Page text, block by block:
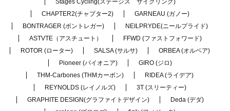
Stages Cycling(ステージス サイクリング)
CHAPTER2(チャプター2)
GARNEAU (ガノー)
BONTRAGER (ボントレガー)
NEILPRYDE(ニールプライド)
ASTVTE（アスチュート）
FFWD (ファストフォワード)
ROTOR (ローター)
SALSA (サルサ)
ORBEA (オルベア)
Pioneer (パイオニア)
GIRO (ジロ)
THM-Carbones (THMカーボン)
RIDEA (ライデア)
REYNOLDS (レイノルズ)
3T (スリーティー)
GRAPHITE DESIGN(グラファイトデザイン)
Deda (デダ)